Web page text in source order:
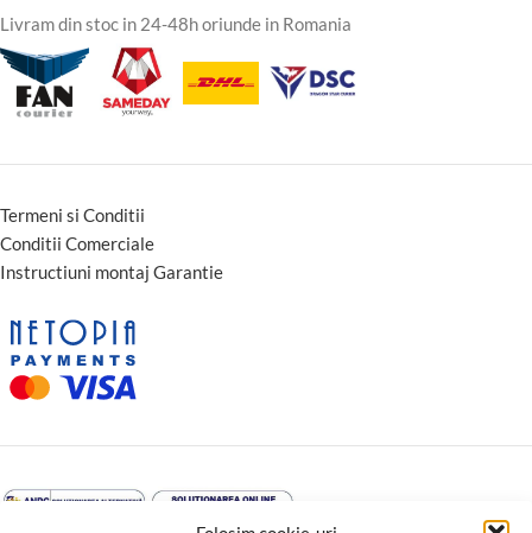
Livram din stoc in 24-48h oriunde in Romania
Termeni si Conditii
Conditii Comerciale
Instructiuni montaj Garantie